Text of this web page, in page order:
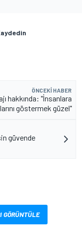
ÖNCEKI HABER
hakkında: "İnsanlara
göstermek güzel"
güvende
GÖRÜNTÜLE